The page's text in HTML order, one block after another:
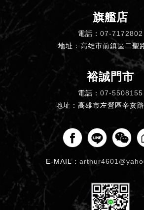
旗艦店
電話： 07-7172802
地址：高雄市前鎮區二聖
裕誠門市
電話： 07-5508155
地址：高雄市左營區辛亥
E-MAIL：